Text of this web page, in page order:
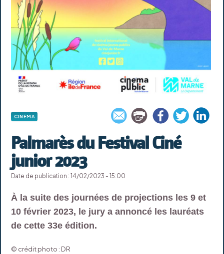
CINÉMA
Palmarès du Festival Ciné
junior 2023
Date de publication : 14/02/2023 - 15:00
À la suite des journées de projections les 9 et
10 février 2023, le jury a annoncé les lauréats
de cette 33e édition.
© crédit photo : DR